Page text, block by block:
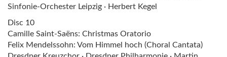
Sinfonie-Orchester Leipzig · Herbert Kegel
Disc 10
Camille Saint-Saëns: Christmas Oratorio
Felix Mendelssohn: Vom Himmel hoch (Choral Cantata)